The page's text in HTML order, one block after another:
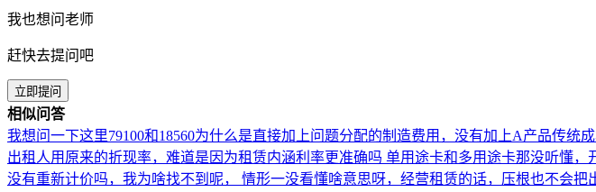
我也想问老师
赶快去提问吧
立即提问
相似问答
我想问一下这里79100和18560为什么是直接加上问题分配的制造费用，没有加上A产品传统
出租人用原来的折现率，难道是因为租赁内涵利率更准确吗 单用途卡和多用途卡那没听懂，
没有重新计价吗，我为啥找不到呢， 情形一没看懂啥意思呀，经营租赁的话，压根也不会